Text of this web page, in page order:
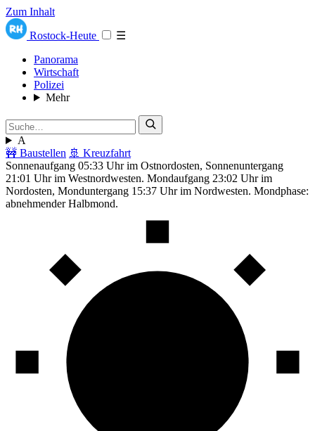
Zum Inhalt
Rostock-Heute
☰
Panorama
Wirtschaft
Polizei
Mehr
A
🚧 Baustellen 🚢 Kreuzfahrt
Sonnenaufgang 05:33 Uhr im Ostnordosten, Sonnenuntergang
21:01 Uhr im Westnordwesten. Mondaufgang 23:02 Uhr im
Nordosten, Monduntergang 15:37 Uhr im Nordwesten. Mondphase:
abnehmender Halbmond.